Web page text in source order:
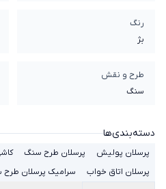
رنگ
بژ
طرح و نقش
سنگ
دسته‌بندی‌ها
پرسلان پولیش پرسلان طرح سنگ
پرسلان اتاق خواب
سرامیک پرسلان